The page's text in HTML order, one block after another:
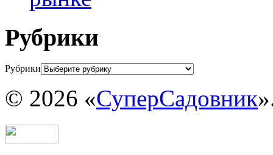
Рубрики
Рубрики
© 2026 «СуперСадовник